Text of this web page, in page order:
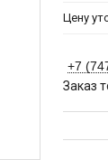
Цену
+7
Заказ